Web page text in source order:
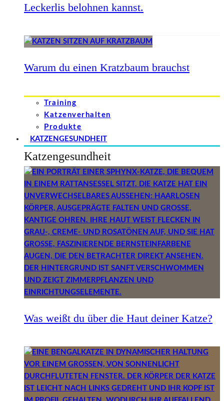
Leckerlis belohnen kannst.
Warum du einen Kratzbaum brauchst
Training
Katzenverhalten
Produkte
KATZENGESUNDHEIT
Katzengesundheit
Was weißt du über die Haut deiner Katze?